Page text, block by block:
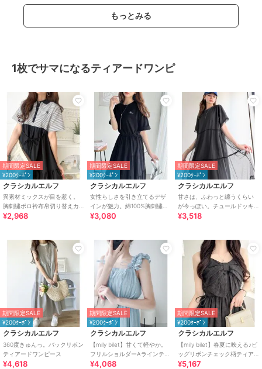
もっとみる
1枚でサマになるティアードワンピ
期間限定SALE
¥200ｸｰﾎﾟﾝ
クラシカルエルフ
異素材ミックスが目を惹く。
胸刺繍ポロ衿布帛切り替えカ
ットティアードワンピース
¥2,968
期間限定SALE
¥200ｸｰﾎﾟﾝ
クラシカルエルフ
女性らしさを引き立てるデザ
インが魅力。綿100%胸刺繍ド
ロストティアードワンピース
¥3,080
期間限定SALE
¥200ｸｰﾎﾟﾝ
クラシカルエルフ
甘さは、ふわっと纏うくらい
が今っぽい。チュールドッキ
ングティアードロングワンピ
¥3,518
期間限定SALE
¥200ｸｰﾎﾟﾝ
クラシカルエルフ
360度きゅんっ。バックリボン
ティアードワンピース
¥4,618
期間限定SALE
¥200ｸｰﾎﾟﾝ
クラシカルエルフ
【mily bilet】甘くて軽やか。
フリルショルダーAラインティ
アードキャミワンピース(ロン
¥4,068
期間限定SALE
¥200ｸｰﾎﾟﾝ
クラシカルエルフ
【mily bilet】春夏に映える♪ビ
ッグリボンチェック柄ティア
ードワンピース（ロング丈）
¥5,167